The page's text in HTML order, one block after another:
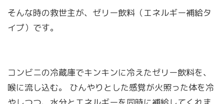
そんな時の救世主が、ゼリー飲料（エネルギー補給タ
イプ）です。
コンビニの冷蔵庫でキンキンに冷えたゼリー飲料を、
喉に流し込む。 ひんやりとした感覚が火照った体を冷